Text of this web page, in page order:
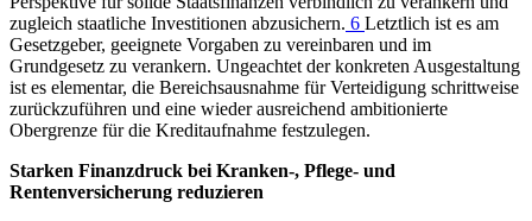
zugleich staatliche Investitionen abzusichern. 6 Letztlich ist es am
Gesetzgeber, geeignete Vorgaben zu vereinbaren und im
Grundgesetz zu verankern. Ungeachtet der konkreten Ausgestaltung
ist es elementar, die Bereichsausnahme für Verteidigung schrittweise
zurückzuführen und eine wieder ausreichend ambitionierte
Obergrenze für die Kreditaufnahme festzulegen.
Starken Finanzdruck bei Kranken-, Pflege- und
Rentenversicherung reduzieren